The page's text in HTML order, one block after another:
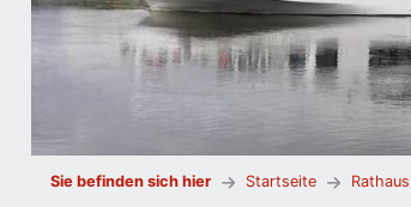
Sie befinden sich hier Startseite Rathaus